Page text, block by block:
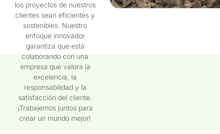
los proyectos de nuestros
clientes sean eficientes y
sostenibles. Nuestro
enfoque innovador
garantiza que está
colaborando con una
empresa que valora la
excelencia, la
responsabilidad y la
satisfacción del cliente.
¡Trabajemos juntos para
crear un mundo mejor!